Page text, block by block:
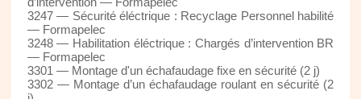
3247 — Sécurité éléctrique : Recyclage Personnel habilité
— Formapelec
3248 — Habilitation éléctrique : Chargés d’intervention BR
— Formapelec
3301 — Montage d'un échafaudage fixe en sécurité (2 j)
3302 — Montage d’un échafaudage roulant en sécurité (2